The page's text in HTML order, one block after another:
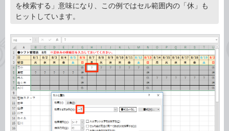
を検索する」意味になり、この例ではセル範囲内の「休」も
ヒットしています。